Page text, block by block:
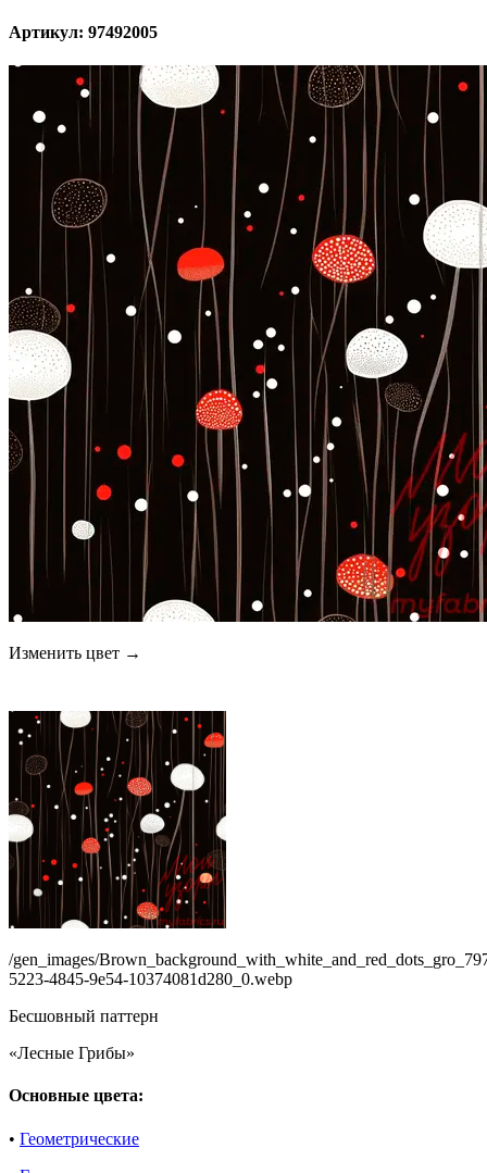
Артикул: 97492005
Изменить цвет →
/gen_images/
5223-4845-9e54-10374081d280_0.webp
Бесшовный паттерн
«Лесные Грибы»
Основные цвета:
• Геометрические